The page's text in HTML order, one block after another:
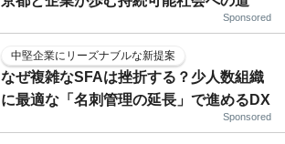
Sponsored
中堅企業にリーズナブルな新提案
なぜ複雑なSFAは挫折する？少人数組織
に最適な「名刺管理の延長」で進めるDX
Sponsored